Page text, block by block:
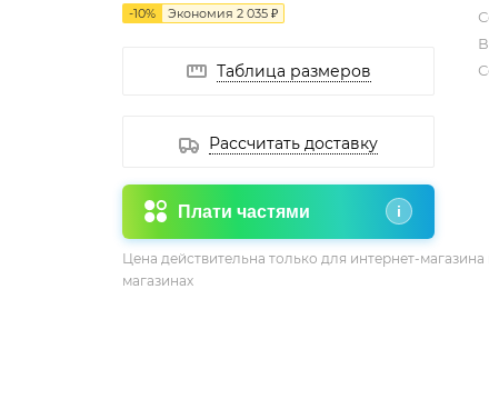
-10% Экономия 2 035 ₽
Таблица размеров
Рассчитать доставку
Плати частями i
Цена действительна только для интернет-
магазинах